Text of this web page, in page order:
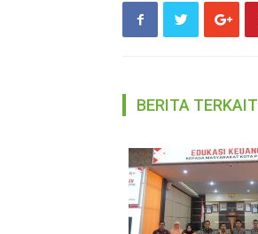
BERITA TERKAIT